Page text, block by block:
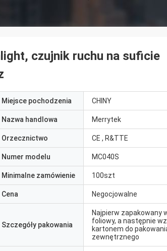
czujnik ruchu na suficie
Miejsce pochodzenia CHINY
Nazwa handlowa Merrytek
Orzecznictwo CE , R&TTE
Numer modelu MC040S
Minimalne zamówienie 100szt
Cena Negocjowalne
Szczegóły pakowania
Najpierw zapakowany
foliowy, a następnie
kartonem do
zewnętrznego